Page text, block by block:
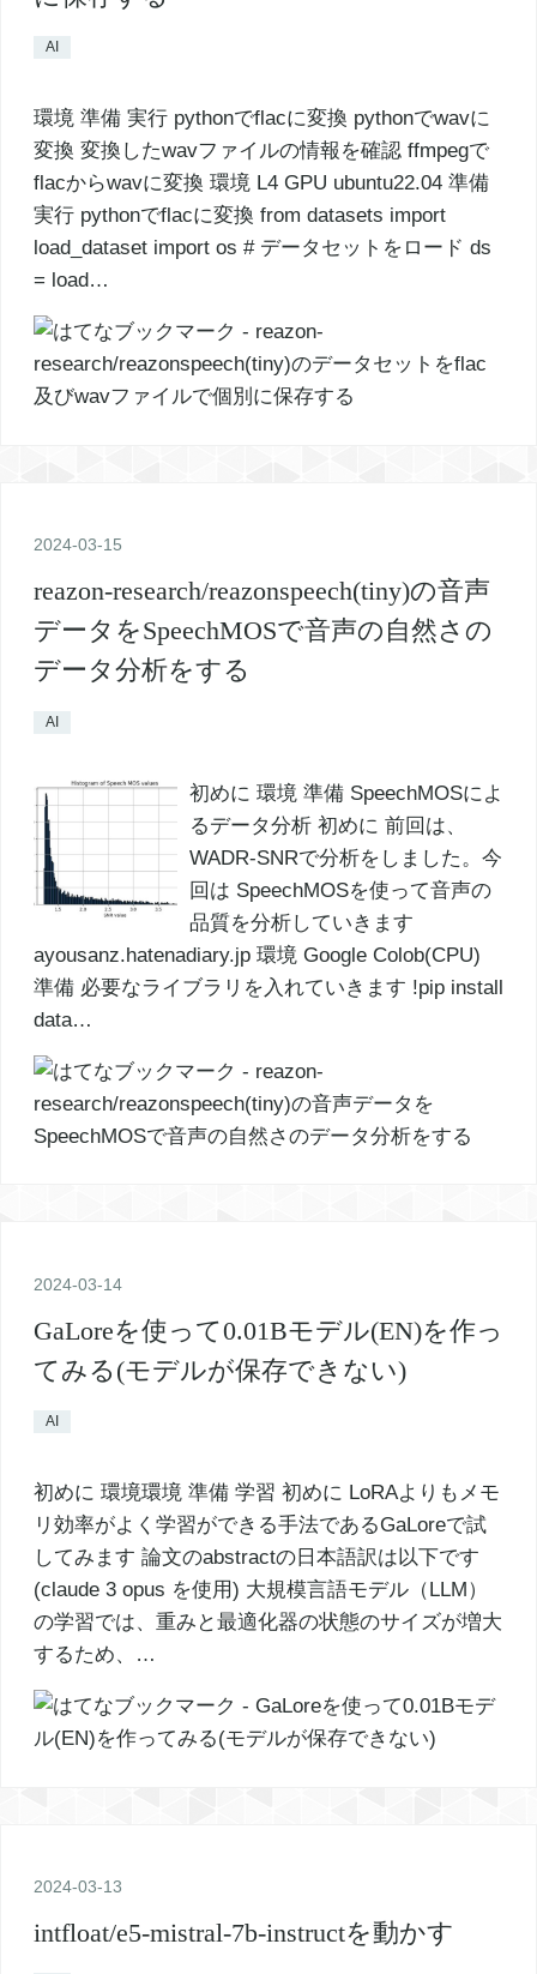
AI
環境 準備 実行 pythonでflacに変換 pythonでwavに
変換 変換したwavファイルの情報を確認 ffmpegで
flacからwavに変換 環境 L4 GPU ubuntu22.04 準備
実行 pythonでflacに変換 from datasets import
load_dataset import os # データセットをロード ds
= load…
2024-03-15
reazon-research/reazonspeech(tiny)の音声
データをSpeechMOSで音声の自然さの
データ分析をする
AI
初めに 環境 準備 SpeechMOSによ
るデータ分析 初めに 前回は、
WADR-SNRで分析をしました。今
回は SpeechMOSを使って音声の
品質を分析していきます
ayousanz.hatenadiary.jp 環境 Google Colob(CPU)
準備 必要なライブラリを入れていきます !pip install
data…
2024-03-14
GaLoreを使って0.01Bモデル(EN)を作っ
てみる(モデルが保存できない)
AI
初めに 環境環境 準備 学習 初めに LoRAよりもメモ
リ効率がよく学習ができる手法であるGaLoreで試
してみます 論文のabstractの日本語訳は以下です
(claude 3 opus を使用) 大規模言語モデル（LLM）
の学習では、重みと最適化器の状態のサイズが増大
するため、…
2024-03-13
intfloat/e5-mistral-7b-instructを動かす